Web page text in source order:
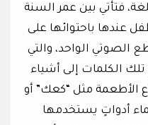
فتأتي بين عمر السنة
عندها باحتوائها على
الصوتي الواحد، والتي
الكلمات إلى أشياء
الأطعمة مثل “كعك” أو
أدواتٍ يستخدمها